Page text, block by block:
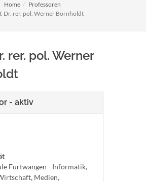
Home
Professoren
Dr. rer. pol. Werner Bornholdt
rer. pol. Werner
- aktiv
Furtwangen - Informatik,
Medien,